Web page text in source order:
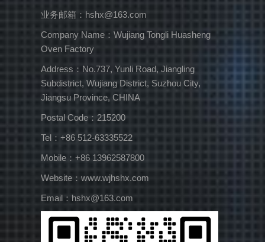
业务邮箱：hshx@163.com
Company Name：Wujiang Tongli Huasheng
Oven Factory
Address：No.737, Yunli Road, Jiangling
Subdistrict, Wujiang District, Suzhou City,
Jiangsu Province, CHINA
Postal Code：215200
Tel：+86 512-63335522
Mobile：+86 13962587800
Website：www.wjhshx.com
Email：hshx@163.com